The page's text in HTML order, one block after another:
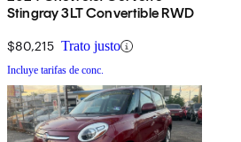
Stingray 3LT Convertible RWD
$80,215 Trato justo
Incluye tarifas de conc.